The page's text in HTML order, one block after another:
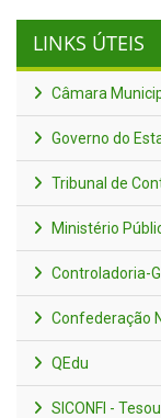
LINKS ÚTEIS
Câmara
Governo do
Tribunal de
Ministério
Controladoria-
Confederação
QEdu
SICONFI -